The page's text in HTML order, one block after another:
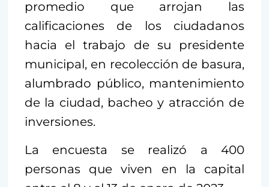
promedio que arrojan las
calificaciones de los ciudadanos
hacia el trabajo de su presidente
municipal, en recolección de basura,
alumbrado público, mantenimiento
de la ciudad, bacheo y atracción de
inversiones.
La encuesta se realizó a 400
personas que viven en la capital